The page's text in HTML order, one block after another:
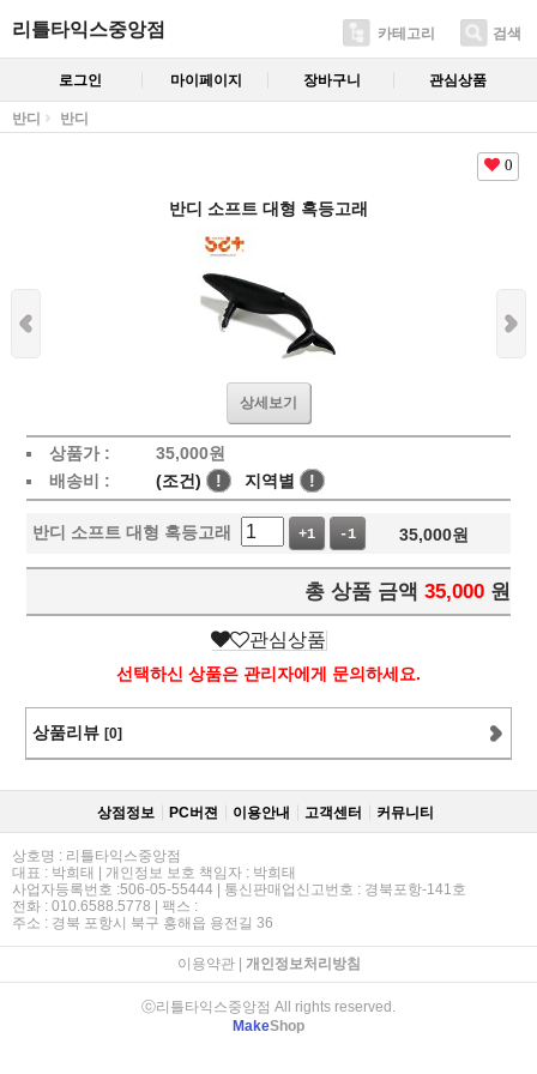
리틀타익스중앙점 카테고리 검색
로그인 마이페이지 장바구니 관심상품
반디 반디
0
반디 소프트 대형 혹등고래
상세보기
상품가 : 35,000원
배송비 :
(조건) ! 지역별 !
반디 소프트 대형 혹등고래 +1 -1 35,000원
총 상품 금액 35,000 원
관심상품
선택하신 상품은 관리자에게 문의하세요.
상품리뷰 [0]
상점정보 PC버젼 이용안내 고객센터 커뮤니티
상호명 : 리틀타익스중앙점
대표 : 박희태 | 개인정보 보호 책임자 : 박희태
사업자등록번호 :506-05-55444 | 통신판매업신고번호 : 경북포항-141호
전화 : 010.6588.5778 | 팩스 :
주소 : 경북 포항시 북구 흥해읍 용전길 36
이용약관| 개인정보처리방침
ⓒ리틀타익스중앙점 All rights reserved.
MakeShop